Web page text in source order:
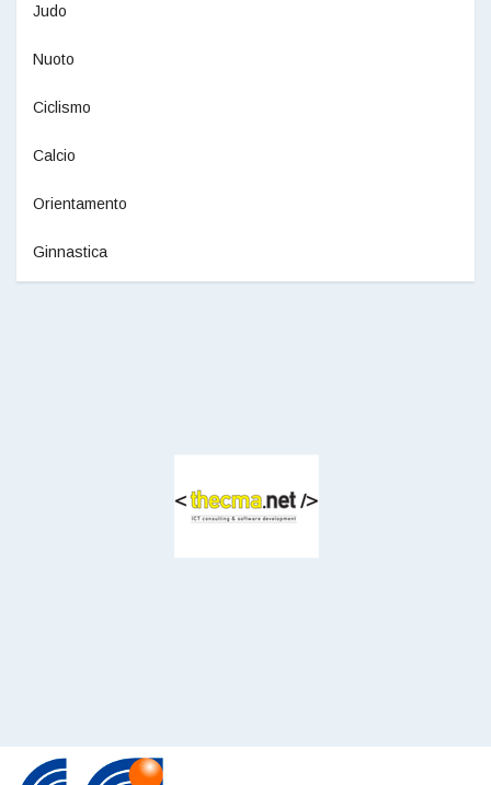
Judo
Nuoto
Ciclismo
Calcio
Orientamento
Ginnastica